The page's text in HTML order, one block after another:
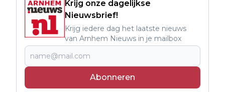
Krijg onze dagelijkse
Nieuwsbrief!
Krijg iedere dag het laatste nieuws
van Arnhem Nieuws in je mailbox
Abonneren